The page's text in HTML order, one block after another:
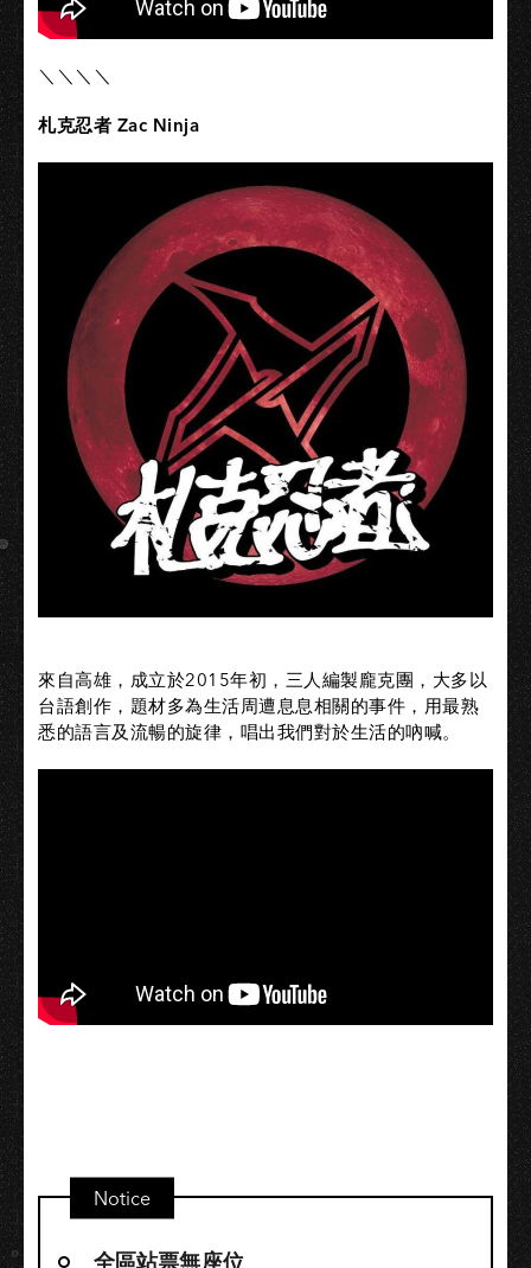
＼＼＼＼
札克忍者 Zac Ninja
來自高雄，成立於2015年初，三人編製龐克團，大多以
台語創作，題材多為生活周遭息息相關的事件，用最熟
悉的語言及流暢的旋律，唱出我們對於生活的吶喊。
Notice
全區站票無座位